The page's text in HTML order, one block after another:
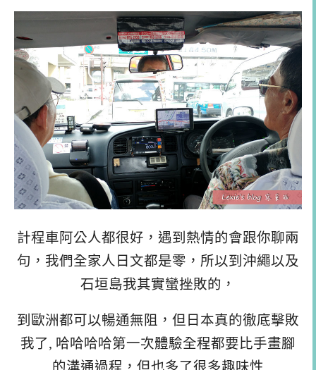
計程車阿公人都很好，遇到熱情的會跟你聊兩
句，我們全家人日文都是零，所以到沖繩以及
石垣島我其實蠻挫敗的，
到歐洲都可以暢通無阻，但日本真的徹底擊敗
我了, 哈哈哈哈第一次體驗全程都要比手畫腳